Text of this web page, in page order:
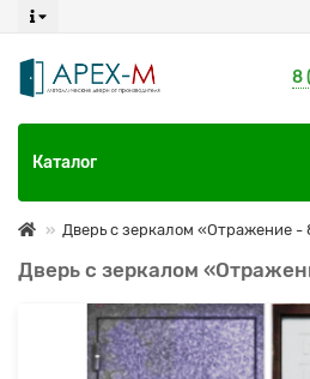
8
Каталог
Дверь с зеркалом «Отражение -
Дверь с зеркалом